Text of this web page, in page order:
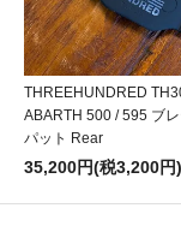
THREEHUNDRED
ABARTH 500 / 595 ブ
パット Rear
35,200円(税3,200円)